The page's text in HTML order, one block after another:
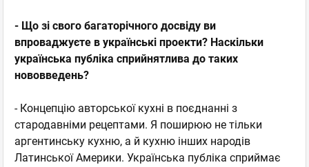
- Що зі свого багаторічного досвіду ви
впроваджуєте в українські проекти? Наскільки
українська публіка сприйнятлива до таких
нововведень?
- Концепцію авторської кухні в поєднанні з
стародавніми рецептами. Я поширюю не тільки
аргентинську кухню, а й кухню інших народів
Латинської Америки. Українська публіка сприймає